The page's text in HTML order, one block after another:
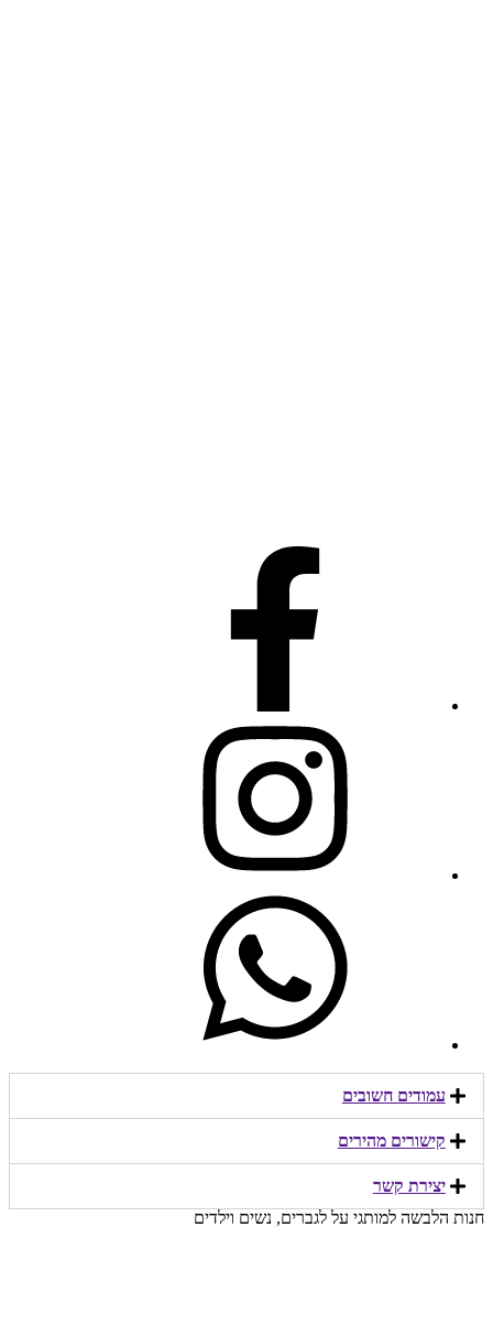
עמודים חשובים
קישורים מהירים​
יצירת קשר​
חנות הלבשה למותגי על לגברים, נשים וילדים